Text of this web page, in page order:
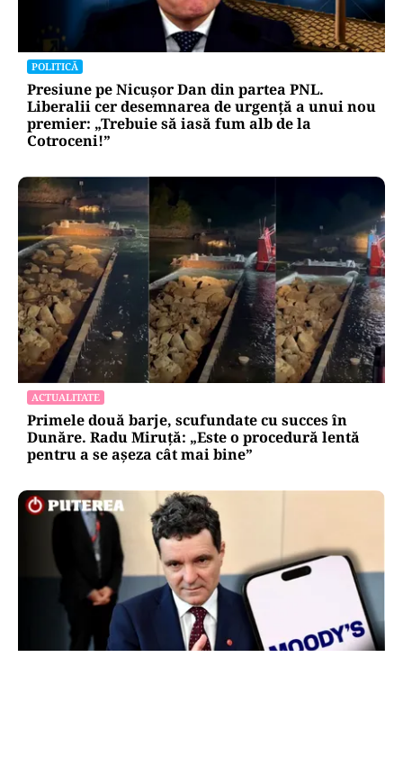
POLITICĂ
Presiune pe Nicușor Dan din partea PNL.
Liberalii cer desemnarea de urgență a unui nou
premier: „Trebuie să iasă fum alb de la
Cotroceni!”
ACTUALITATE
Primele două barje, scufundate cu succes în
Dunăre. Radu Miruță: „Este o procedură lentă
pentru a se așeza cât mai bine”